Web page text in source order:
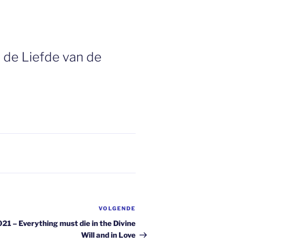
de Liefde van de
bericht
VOLGENDE
– Everything must die in the Divine
Will and in Love